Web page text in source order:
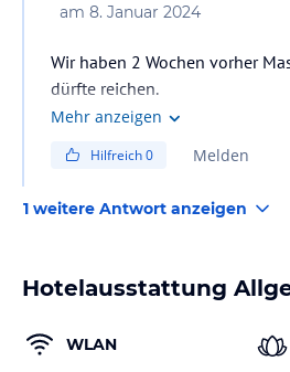
am 8. Januar 2024
Wir haben 2 Wochen vorher
dürfte reichen.
Mehr anzeigen
Hilfreich0 Melden
1 weitere Antwort anzeigen
Hotelausstattung
WLAN